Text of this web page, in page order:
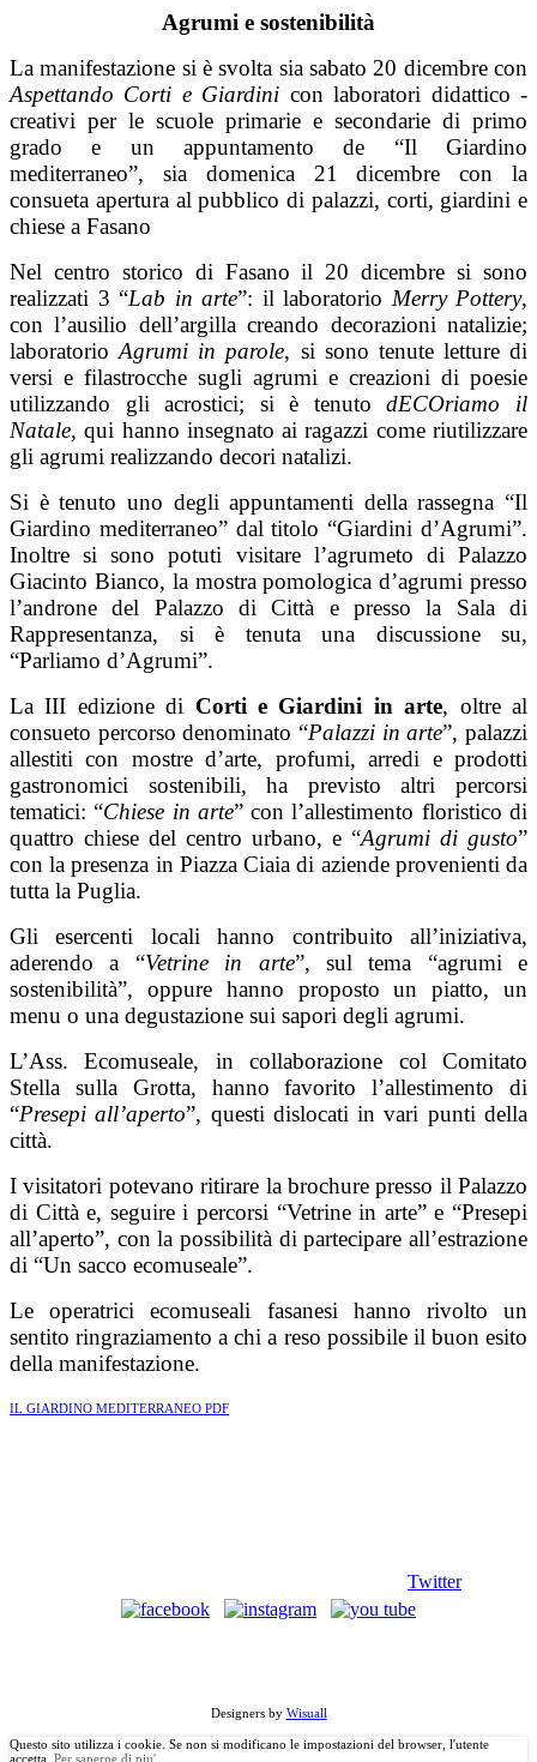
Agrumi e sostenibilità
La manifestazione si è svolta sia sabato 20 dicembre con
Aspettando Corti e Giardini con laboratori didattico -
creativi per le scuole primarie e secondarie di primo
grado e un appuntamento de “Il Giardino
mediterraneo”, sia domenica 21 dicembre con la
consueta apertura al pubblico di palazzi, corti, giardini e
chiese a Fasano
Nel centro storico di Fasano il 20 dicembre si sono
realizzati 3 “Lab in arte”: il laboratorio Merry Pottery,
con l’ausilio dell’argilla creando decorazioni natalizie;
laboratorioAgrumi in parole, si sono tenute letture di
versi e filastrocche sugli agrumi e creazioni di poesie
utilizzando gli acrostici; si è tenutodECOriamo il
Natale, qui hanno insegnato ai ragazzi come riutilizzare
gli agrumi realizzando decori natalizi.
Si è tenuto uno degli appuntamenti della rassegna “Il
Giardino mediterraneo” dal titolo “Giardini d’Agrumi”.
Inoltre si sono potuti visitare l’agrumeto di Palazzo
Giacinto Bianco, la mostra pomologica d’agrumi presso
l’androne del Palazzo di Città e presso la Sala di
Rappresentanza, si è tenuta una discussione su,
“Parliamo d’Agrumi”.
La III edizione di Corti e Giardini in arte, oltre al
consueto percorso denominato “Palazzi in arte”, palazzi
allestiti con mostre d’arte, profumi, arredi e prodotti
gastronomici sostenibili, ha previsto altri percorsi
tematici: “Chiese in arte” con l’allestimento floristico di
quattro chiese del centro urbano, e “Agrumi di gusto”
con la presenza in Piazza Ciaia di aziende provenienti da
tutta la Puglia.
Gli esercenti locali hanno contribuito all’iniziativa,
aderendo a “Vetrine in arte”, sul tema “agrumi e
sostenibilità”, oppure hanno proposto un piatto, un
menu o una degustazione sui sapori degli agrumi.
L’Ass. Ecomuseale, in collaborazione col Comitato
Stella sulla Grotta, hanno favorito l’allestimento di
“Presepi all’aperto”, questi dislocati in vari punti della
città.
I visitatori potevano ritirare la brochure presso il Palazzo
di Città e, seguire i percorsi “Vetrine in arte” e “Presepi
all’aperto”, con la possibilità di partecipare all’estrazione
di “Un sacco ecomuseale”.
Le operatrici ecomuseali fasanesi hanno rivolto un
sentito ringraziamento a chi a reso possibile il buon esito
della manifestazione.
IL GIARDINO MEDITERRANEO PDF
Twitter
Designers by Wisuall
Questo sito utilizza i cookie. Se non si modificano le impostazioni del browser, l'utente
accetta. Per saperne di piu'